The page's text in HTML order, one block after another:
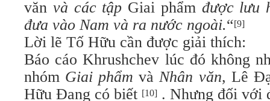
văn và các tập Giai phẩmđược lưu
đưa vào Nam và ra nước ngoài.“[9]
Lời lẽ Tố Hữu cần được giải thích:
Báo cáo Khrushchev lúc đó không
nhóm Giai phẩm vàNhân văn, Lê
Hữu Đang có biết [10] . Nhưng đối với